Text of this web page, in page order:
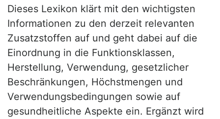
Dieses Lexikon klärt mit den wichtigsten
Informationen zu den derzeit relevanten
Zusatzstoffen auf und geht dabei auf die
Einordnung in die Funktionsklassen,
Herstellung, Verwendung, gesetzlicher
Beschränkungen, Höchstmengen und
Verwendungsbedingungen sowie auf
gesundheitliche Aspekte ein. Ergänzt wird